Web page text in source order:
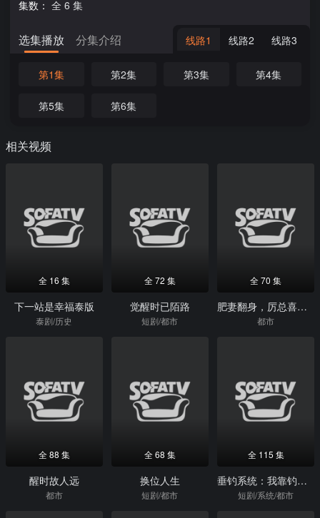
集数： 全 6 集
选集播放 分集介绍 线路1 线路2 线路3
第1集 第2集 第3集 第4集
第5集 第6集
相关视频
全 16 集
下一站是幸福泰版
泰剧/历史
全 72 集
觉醒时已陌路
短剧/都市
全 70 集
肥妻翻身，厉总喜提上位
都市
全 88 集
醒时故人远
都市
全 68 集
换位人生
短剧/都市
全 115 集
垂钓系统：我靠钓鱼财富自由
短剧/系统/都市